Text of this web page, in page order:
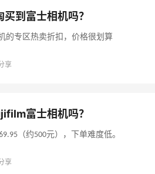
到富士相机吗？
的专区热卖折扣，价格很划算
享
富士相机吗？
（约500元），下单难度低。
享